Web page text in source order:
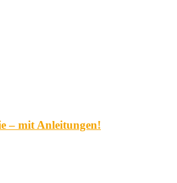
– mit Anleitungen!